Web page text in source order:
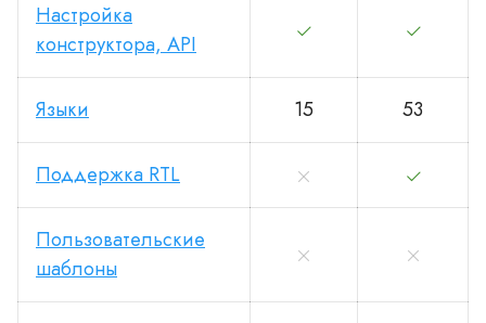
Настройка
конструктора, API
Языки 15 53
Поддержка RTL
Пользовательские
шаблоны